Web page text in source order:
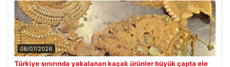
08/07/2026
Türkiye sınırında yakalanan kaçak ürünler büyük çapta ele